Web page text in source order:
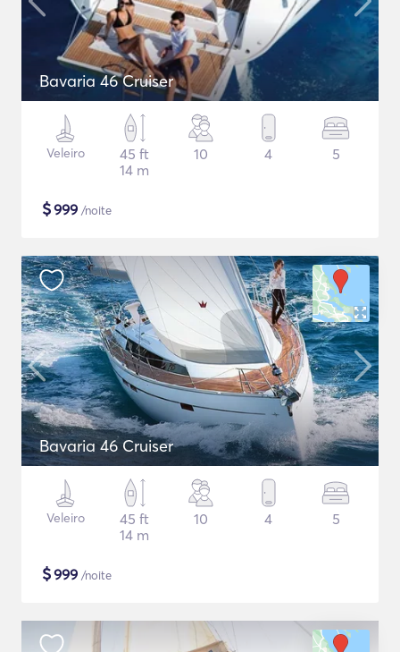
Bavaria 46 Cruiser
Veleiro
45 ft
14 m
10 4 5
$999 /noite
Bavaria 46 Cruiser
Veleiro
45 ft
14 m
10 4 5
$999 /noite